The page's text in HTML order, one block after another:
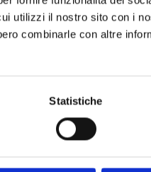
utilizzi il nostro sito con i
combinarle con altre
Statistiche
generazione di artisti
e
A questi si
nel tempo il rapporto
di